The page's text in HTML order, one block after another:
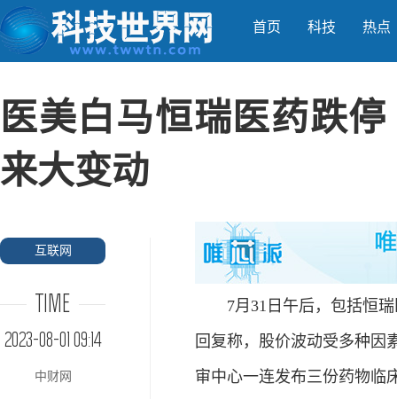
首页 科技 热点
医美白马恒瑞医药跌
来大变动
互联网
TIME
2023-08-01 09:14
中财网
7月31日午后，包括恒瑞
回复称，股价波动受多种因
审中心一连发布三份药物临